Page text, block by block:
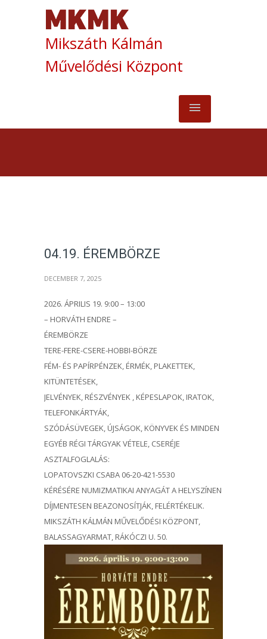
Mikszáth Kálmán
Művelődési Központ
04.19. ÉREMBÖRZE
DECEMBER 7, 2025
2026. ÁPRILIS 19. 9:00 – 13:00
– HORVÁTH ENDRE –
ÉREMBÖRZE
TERE-FERE-CSERE-HOBBI-BÖRZE
FÉM- ÉS PAPÍRPÉNZEK, ÉRMÉK, PLAKETTEK,
KITÜNTETÉSEK,
JELVÉNYEK, RÉSZVÉNYEK , KÉPESLAPOK, IRATOK,
TELEFONKÁRTYÁK,
SZÓDÁSÜVEGEK, ÚJSÁGOK, KÖNYVEK ÉS MINDEN
EGYÉB RÉGI TÁRGYAK VÉTELE, CSERÉJE
ASZTALFOGLALÁS:
LOPATOVSZKI CSABA 06-20-421-5530
KÉRÉSÉRE NUMIZMATIKAI ANYAGÁT A HELYSZÍNEN
DÍJMENTESEN BEAZONOSÍTJÁK, FELÉRTÉKELIK.
MIKSZÁTH KÁLMÁN MŰVELŐDÉSI KÖZPONT,
BALASSAGYARMAT, RÁKÓCZI U. 50.